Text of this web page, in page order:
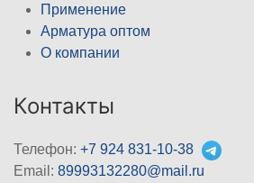
Применение
Арматура оптом
О компании
Контакты
Телефон: +7 924 831-10-38
Email: 89993132280@mail.ru